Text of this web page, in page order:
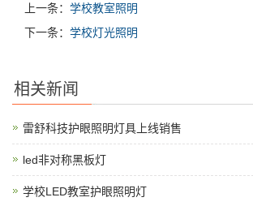
上一条： 学校教室照明
下一条： 学校灯光照明
相关新闻
雷舒科技护眼照明灯具上线销售
led非对称黑板灯
学校LED教室护眼照明灯